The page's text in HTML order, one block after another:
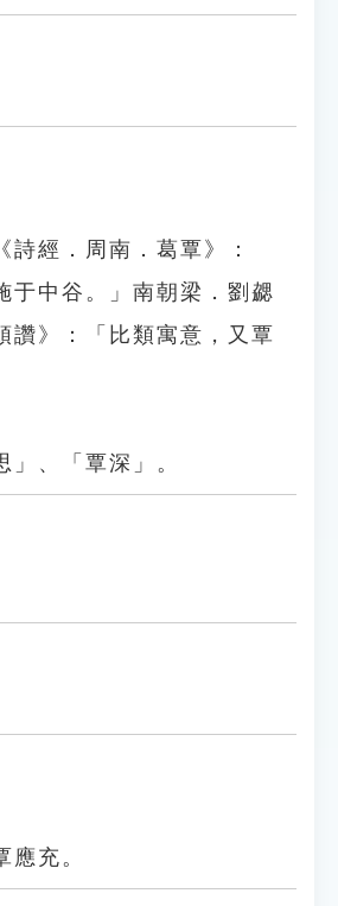
詩經．周南．葛覃》：
于中谷。」南朝梁．劉勰
讚》：「比類寓意，又覃
」、「覃深」。
應充。